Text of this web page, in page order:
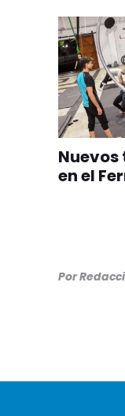
en el
Por